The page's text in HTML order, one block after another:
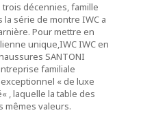
trois décennies,famille
la série de montre IWC a
. Pour mettre en
unique,IWC IWCen
SANTONI
familiale
«de luxe
« ,laquelle la table des
mêmes valeurs.